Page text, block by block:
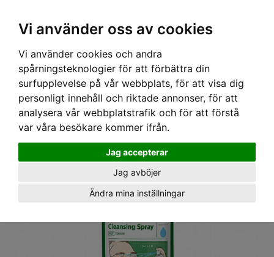
Vi använder oss av cookies
Vi använder cookies och andra
spårningsteknologier för att förbättra din
surfupplevelse på vår webbplats, för att visa dig
personligt innehåll och riktade annonser, för att
analysera vår webbplatstrafik och för att förstå
var våra besökare kommer ifrån.
Jag accepterar
Jag avböjer
Ändra mina inställningar
Hem›Utrustning› Eye & Wound Cleansing Spray, Cederroth